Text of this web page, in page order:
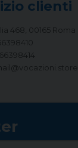
clienti
468, 00165 Roma